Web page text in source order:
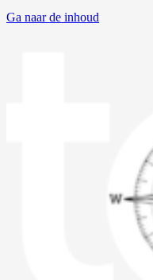
Ga naar de inhoud